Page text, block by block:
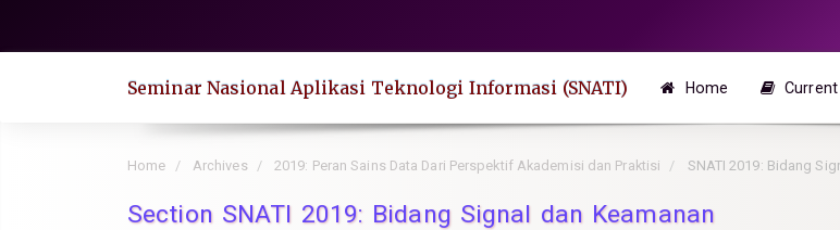
Seminar Nasional Aplikasi Teknologi Informasi (SNATI) Home Current
Home Archives 2019: Peran Sains Data Dari Perspektif Akademisi dan Praktisi SNATI 2019: Bidang
Section SNATI 2019: Bidang Signal dan Keamanan